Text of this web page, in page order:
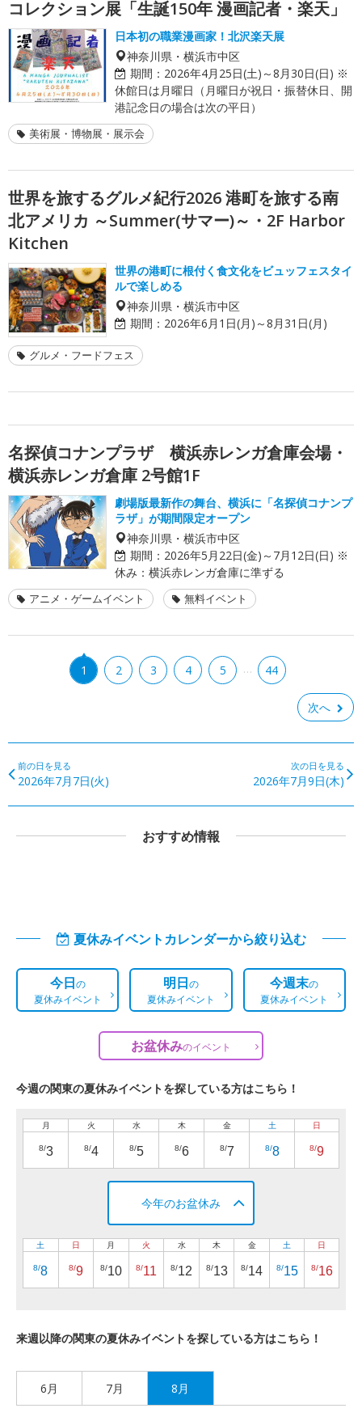
コレクション展「生誕150年 漫画記者・楽天」
日本初の職業漫画家！北沢楽天展
神奈川県・横浜市中区
期間： 2026年4月25日(土)～8月30日(日) ※
休館日は月曜日（月曜日が祝日・振替休日、開
港記念日の場合は次の平日）
美術展・博物展・展示会
世界を旅するグルメ紀行2026 港町を旅する南
北アメリカ ～Summer(サマー)～・2F Harbor
Kitchen
世界の港町に根付く食文化をビュッフェスタイ
ルで楽しめる
神奈川県・横浜市中区
期間： 2026年6月1日(月)～8月31日(月)
グルメ・フードフェス
名探偵コナンプラザ 横浜赤レンガ倉庫会場・
横浜赤レンガ倉庫 2号館1F
劇場版最新作の舞台、横浜に「名探偵コナンプ
ラザ」が期間限定オープン
神奈川県・横浜市中区
期間： 2026年5月22日(金)～7月12日(日) ※
休み：横浜赤レンガ倉庫に準ずる
アニメ・ゲームイベント 無料イベント
1 2 3 4 5 … 44
次へ
前の日を見る
2026年7月7日(火)
次の日を見る
2026年7月9日(木)
おすすめ情報
夏休みイベントカレンダーから絞り込む
今日の
夏休みイベント
明日の
夏休みイベント
今週末の
夏休みイベント
お盆休みのイベント
今週の関東の夏休みイベントを探している方はこちら！
月
8/3
火
8/4
水
8/5
木
8/6
金
8/7
土
8/8
日
8/9
今年のお盆休み
土
8/8
日
8/9
月
8/10
火
8/11
水
8/12
木
8/13
金
8/14
土
8/15
日
8/16
来週以降の関東の夏休みイベントを探している方はこちら！
6月 7月 8月